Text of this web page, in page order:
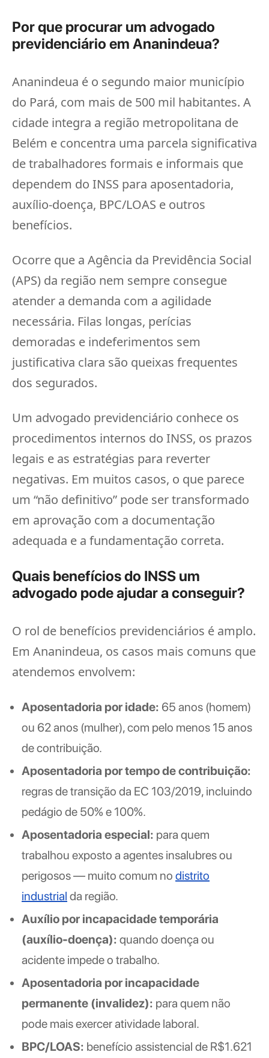
Por que procurar um advogado
previdenciário em Ananindeua?
Ananindeua é o segundo maior município
do Pará, com mais de 500 mil habitantes. A
cidade integra a região metropolitana de
Belém e concentra uma parcela significativa
de trabalhadores formais e informais que
dependem do INSS para aposentadoria,
auxílio-doença, BPC/LOAS e outros
benefícios.
Ocorre que a Agência da Previdência Social
(APS) da região nem sempre consegue
atender a demanda com a agilidade
necessária. Filas longas, perícias
demoradas e indeferimentos sem
justificativa clara são queixas frequentes
dos segurados.
Um advogado previdenciário conhece os
procedimentos internos do INSS, os prazos
legais e as estratégias para reverter
negativas. Em muitos casos, o que parece
um “não definitivo” pode ser transformado
em aprovação com a documentação
adequada e a fundamentação correta.
Quais benefícios do INSS um
advogado pode ajudar a conseguir?
O rol de benefícios previdenciários é amplo.
Em Ananindeua, os casos mais comuns que
atendemos envolvem:
Aposentadoria por idade: 65 anos (homem)
ou 62 anos (mulher), com pelo menos 15 anos
de contribuição.
Aposentadoria por tempo de contribuição:
regras de transição da EC 103/2019, incluindo
pedágio de 50% e 100%.
Aposentadoria especial: para quem
trabalhou exposto a agentes insalubres ou
perigosos — muito comum no distrito
industrial da região.
Auxílio por incapacidade temporária
(auxílio-doença): quando doença ou
acidente impede o trabalho.
Aposentadoria por incapacidade
permanente (invalidez): para quem não
pode mais exercer atividade laboral.
BPC/LOAS: benefício assistencial de R$1.621